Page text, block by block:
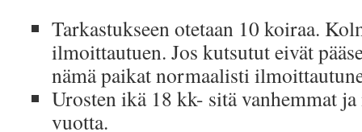
Tarkastukseen otetaan 10 koiraa.
ilmoittautuen. Jos kutsutut eivät
nämä paikat normaalisti
Urosten ikä 18 kk- sitä vanhemmat
vuotta.